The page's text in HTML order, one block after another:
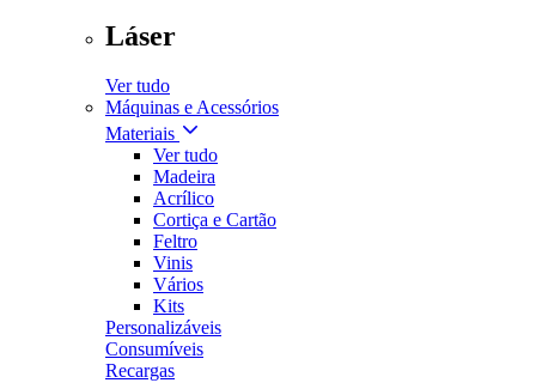
Láser
Ver tudo
Máquinas e Acessórios
Materiais
Ver tudo
Madeira
Acrílico
Cortiça e Cartão
Feltro
Vinis
Vários
Kits
Personalizáveis
Consumíveis
Recargas